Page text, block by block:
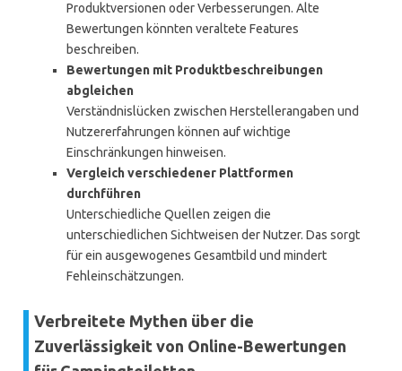
Produktversionen oder Verbesserungen. Alte
Bewertungen könnten veraltete Features
beschreiben.
Bewertungen mit Produktbeschreibungen
abgleichen
Verständnislücken zwischen Herstellerangaben und
Nutzererfahrungen können auf wichtige
Einschränkungen hinweisen.
Vergleich verschiedener Plattformen
durchführen
Unterschiedliche Quellen zeigen die
unterschiedlichen Sichtweisen der Nutzer. Das sorgt
für ein ausgewogenes Gesamtbild und mindert
Fehleinschätzungen.
Verbreitete Mythen über die
Zuverlässigkeit von Online-Bewertungen